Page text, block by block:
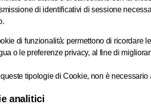
di identificativi di sessione
di funzionalità: permettono di ricordare
o le preferenze privacy, al fine di
tipologie di Cookie, non è
analitici